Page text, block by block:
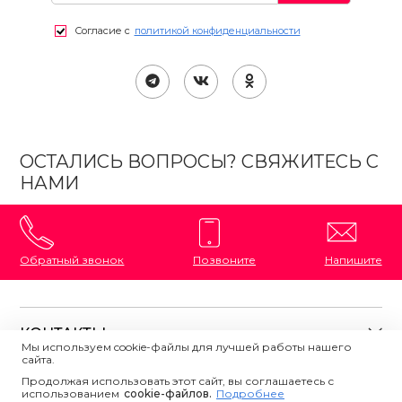
Согласие с политикой конфиденциальности
ОСТАЛИСЬ ВОПРОСЫ? СВЯЖИТЕСЬ С
НАМИ
Обратный звонок Позвоните Напишите
КОНТАКТЫ
8 (800) 333-87-72
Напишите нам
ПОЛЕЗНАЯ ИНФОРМАЦИЯ
Мы используем cookie-файлы для лучшей работы нашего
сайта.
Продолжая использовать этот сайт, вы соглашаетесь с
использованием сookie-файлов. Подробнее